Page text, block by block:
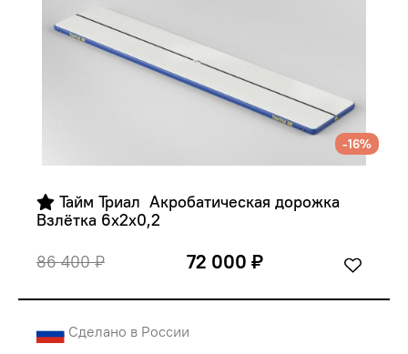
-16%
Тайм Триал  Акробатическая дорожка
Взлётка 6х2х0,2
86 400 ₽
72 000 ₽
Сделано в России